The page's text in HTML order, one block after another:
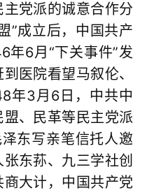
党派的诚意合作分
”成立后，中国共产
年6月“下关事件”发
医院看望马叙伦、
年3月6日，中共中
、民革等民主党派
东写亲笔信托人邀
东荪、九三学社创
大计，中国共产党